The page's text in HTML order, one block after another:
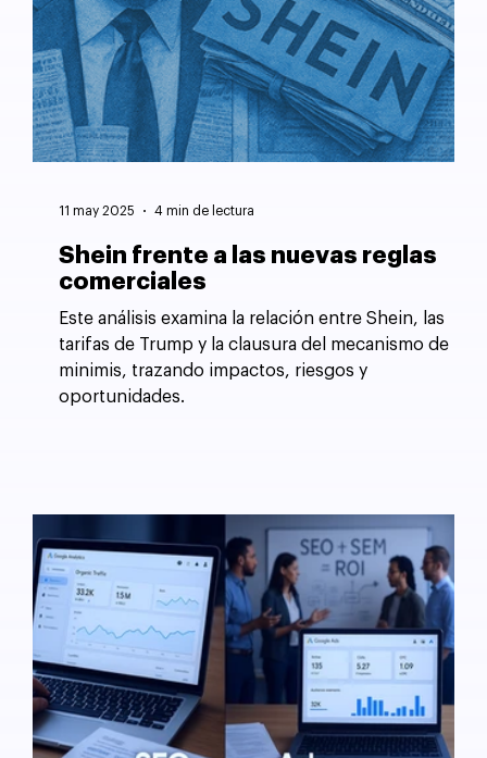
Shein frente a las nuevas reglas
comerciales
Este análisis examina la relación entre Shein, las
tarifas de Trump y la clausura del mecanismo de
minimis, trazando impactos, riesgos y
oportunidades.
11 may 2025 4 min de lectura